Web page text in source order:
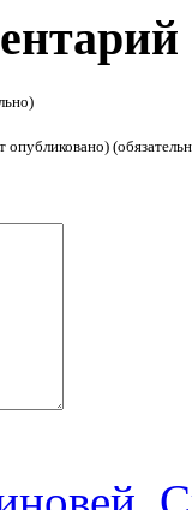
опубликовано)